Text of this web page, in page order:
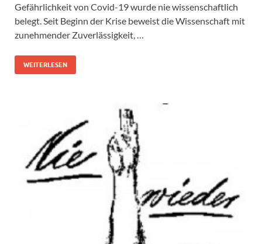
Gefährlichkeit von Covid-19 wurde nie wissenschaftlich
belegt. Seit Beginn der Krise beweist die Wissenschaft mit
zunehmender Zuverlässigkeit, …
WEITERLESEN